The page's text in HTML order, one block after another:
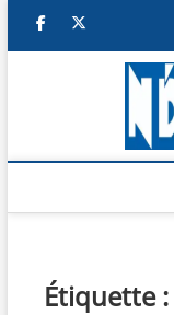
facebook
Étiquette :